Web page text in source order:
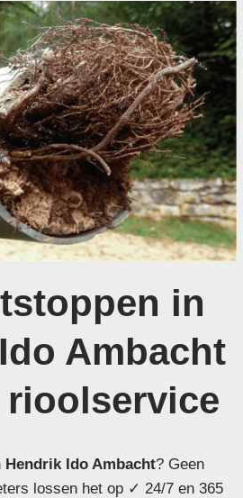
in
Ambacht
rioolservice
Hendrik Ido Ambacht? Geen
lossen het op ✓ 24/7 en 365